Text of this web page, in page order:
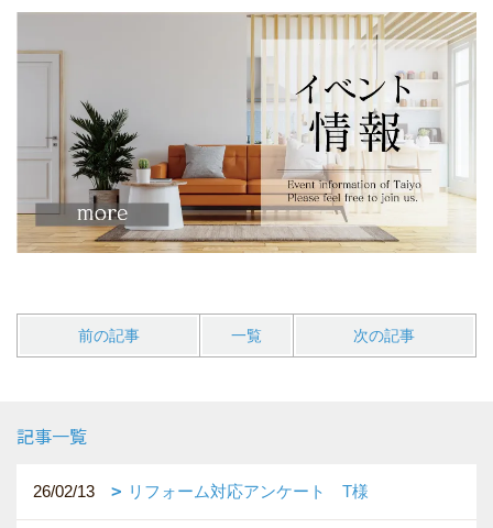
前の記事 一覧 次の記事
記事一覧
26/02/13 リフォーム対応アンケート T様